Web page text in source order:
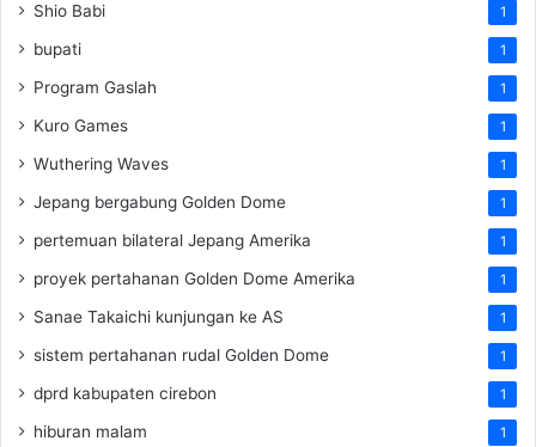
Shio Babi 1
bupati 1
Program Gaslah 1
Kuro Games 1
Wuthering Waves 1
Jepang bergabung Golden Dome 1
pertemuan bilateral Jepang Amerika 1
proyek pertahanan Golden Dome Amerika 1
Sanae Takaichi kunjungan ke AS 1
sistem pertahanan rudal Golden Dome 1
dprd kabupaten cirebon 1
hiburan malam 1